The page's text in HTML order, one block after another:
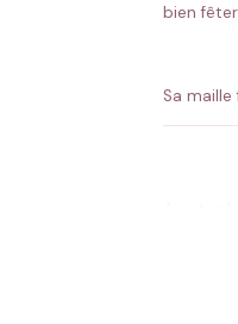
bien
Sa